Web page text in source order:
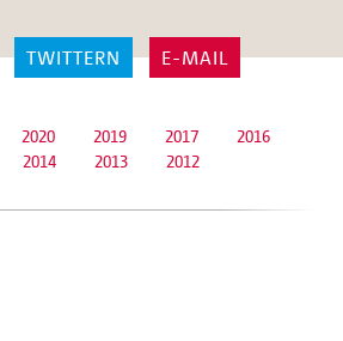
TWITTERN E-MAIL
2020 2019 2017
2016
2014 2013 2012